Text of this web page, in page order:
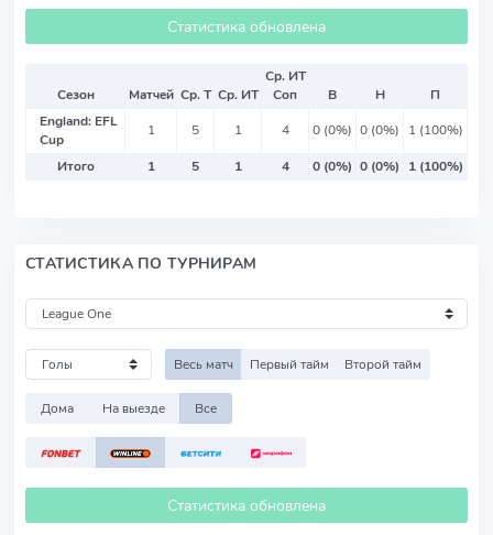
Статистика обновлена
Сезон Матчей Ср. Т Ср. ИТ
Ср. ИТ
Соп
В Н
П
England: EFL
Cup
1 5 1 4 0 (0%) 0 (0%) 1 (100%)
Итого 1 5 1 4 0 (0%) 0 (0%) 1 (100%)
СТАТИСТИКА ПО ТУРНИРАМ
Весь матч Первый тайм Второй тайм
Дома На выезде Все
Статистика обновлена